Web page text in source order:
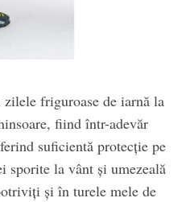
friguroase de iarnă la
fiind într-adevăr
suficientă protecție pe
sporite la vânt și umezeală
și în turele mele de